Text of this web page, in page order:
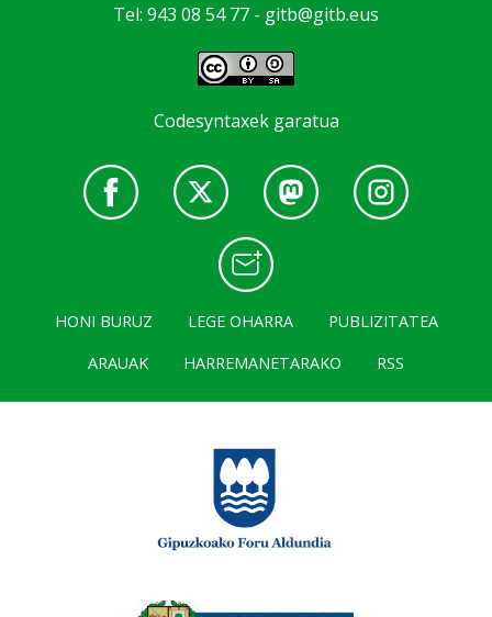
Tel: 943 08 54 77 - gitb@gitb.eus
Codesyntaxek garatua
HONI BURUZ LEGE OHARRA
PUBLIZITATEA
ARAUAK
HARREMANETARAKO RSS